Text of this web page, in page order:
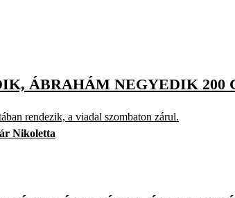
ÁBRAHÁM NEGYEDIK 200
rendezik, a viadal szombaton zárul.
Nikoletta